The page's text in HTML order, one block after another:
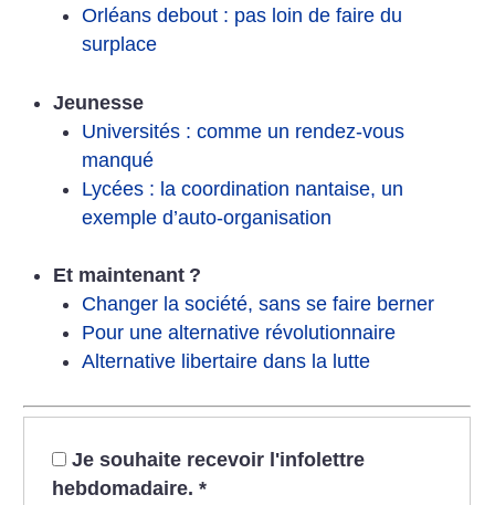
Orléans debout : pas loin de faire du
surplace
Jeunesse
Universités : comme un rendez-vous
manqué
Lycées : la coordination nantaise, un
exemple d’auto-organisation
Et maintenant ?
Changer la société, sans se faire berner
Pour une alternative révolutionnaire
Alternative libertaire dans la lutte
Je souhaite recevoir l'infolettre
hebdomadaire. *